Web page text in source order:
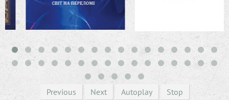
Previous Next Autoplay Stop